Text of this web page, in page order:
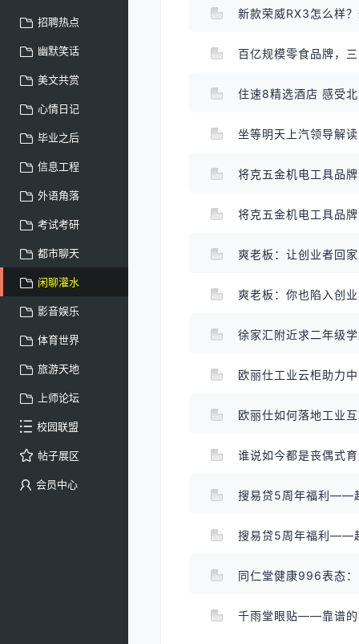
招聘热点
幽默笑话
美文共赏
心情日记
毕业之后
信息工程
外语角落
考试考研
都市聊天
闲聊灌水
影音娱乐
体育世界
旅游天地
上师论坛
校园联盟
帖子展区
会员中心
新款荣威RX3怎么样
百亿规模零食品牌，
住速8精选酒店 感受
坐等明天上汽领导解
将克五金机电工具品
将克五金机电工具品
爽老板：让创业者回
爽老板：你也陷入创
徐家汇附近求二年级
欧丽仕工业云柜助力
欧丽仕如何落地工业
谁说如今都是丧偶式
搜易贷5周年福利——
搜易贷5周年福利——
同仁堂健康996表态
千雨堂眼贴——靠谱